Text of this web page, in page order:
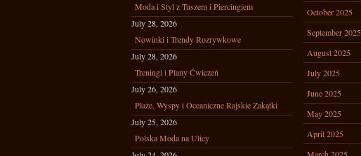
Moda i Styl z Tuszem i Piercingiem
July 28, 2026
Nowinki i Trendy Rozrywkowe
July 28, 2026
Treningi i Plany Ćwiczeń
July 26, 2026
Plaże, Wyspy i Oceaniczne Rajskie Zakątki
July 25, 2026
Polska Moda na Ulicy
October 2025
September 2025
August 2025
July 2025
June 2025
May 2025
April 2025